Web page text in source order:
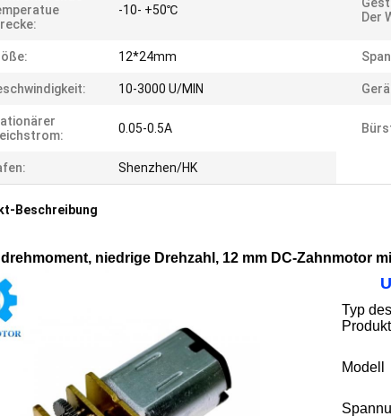
-10- +50℃
Der
12*24mm
10-3000 U/MIN
0.05-0.5A
Shenzhen/HK
Beschreibung
niedrige Drehzahl, 12 mm DC-Zahnmotor
Typ des
Modell